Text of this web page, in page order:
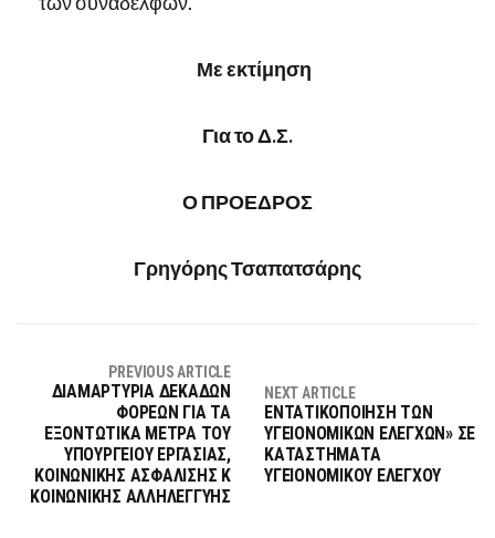
Με εκτίμηση
Για το Δ.Σ.
Ο ΠΡΟΕΔΡΟΣ
Γρηγόρης Τσαπατσάρης
PREVIOUS ARTICLE
ΔΙΑΜΑΡΤΥΡΙΑ ΔΕΚΑΔΩΝ
ΦΟΡΕΩΝ ΓΙΑ ΤΑ
ΕΞΟΝΤΩΤΙΚΑ ΜΕΤΡΑ ΤΟΥ
ΥΠΟΥΡΓΕΙΟΥ ΕΡΓΑΣΙΑΣ,
ΚΟΙΝΩΝΙΚΗΣ ΑΣΦΑΛΙΣΗΣ Κ
ΚΟΙΝΩΝΙΚΗΣ ΑΛΛΗΛΕΓΓΥΗΣ
NEXT ARTICLE
ΕΝΤΑΤΙΚΟΠΟΙΗΣΗ ΤΩΝ
ΥΓΕΙΟΝΟΜΙΚΩΝ ΕΛΕΓΧΩΝ» ΣΕ
ΚΑΤΑΣΤΗΜΑΤΑ
ΥΓΕΙΟΝΟΜΙΚΟΥ ΕΛΕΓΧΟΥ